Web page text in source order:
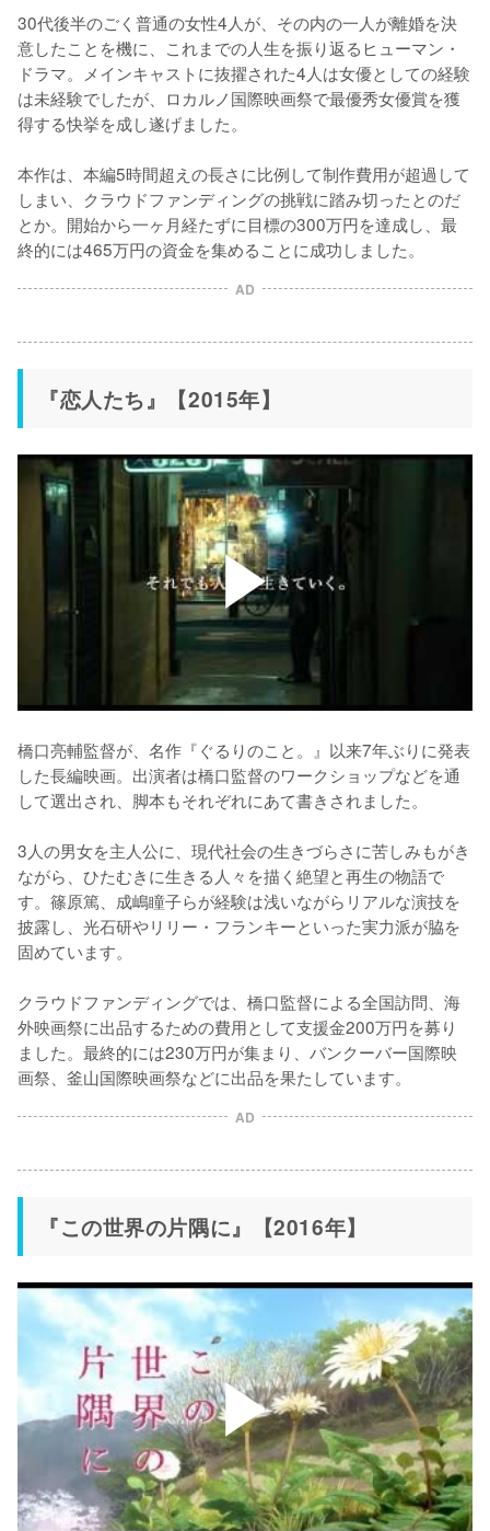
30代後半のごく普通の女性4人が、その内の一人が離婚を決
意したことを機に、これまでの人生を振り返るヒューマン・
ドラマ。メインキャストに抜擢された4人は女優としての経験
は未経験でしたが、ロカルノ国際映画祭で最優秀女優賞を獲
得する快挙を成し遂げました。
本作は、本編5時間超えの長さに比例して制作費用が超過して
しまい、クラウドファンディングの挑戦に踏み切ったとのだ
とか。開始から一ヶ月経たずに目標の300万円を達成し、最
終的には465万円の資金を集めることに成功しました。
AD
『恋人たち』【2015年】
橋口亮輔監督が、名作『ぐるりのこと。』以来7年ぶりに発表
した長編映画。出演者は橋口監督のワークショップなどを通
して選出され、脚本もそれぞれにあて書きされました。
3人の男女を主人公に、現代社会の生きづらさに苦しみもがき
ながら、ひたむきに生きる人々を描く絶望と再生の物語で
す。篠原篤、成嶋瞳子らが経験は浅いながらリアルな演技を
披露し、光石研やリリー・フランキーといった実力派が脇を
固めています。
クラウドファンディングでは、橋口監督による全国訪問、海
外映画祭に出品するための費用として支援金200万円を募り
ました。最終的には230万円が集まり、バンクーバー国際映
画祭、釜山国際映画祭などに出品を果たしています。
AD
『この世界の片隅に』【2016年】